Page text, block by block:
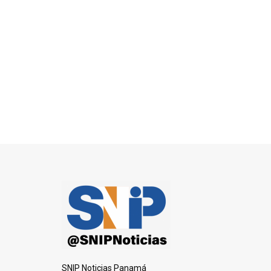
SNIP Noticias Panamá